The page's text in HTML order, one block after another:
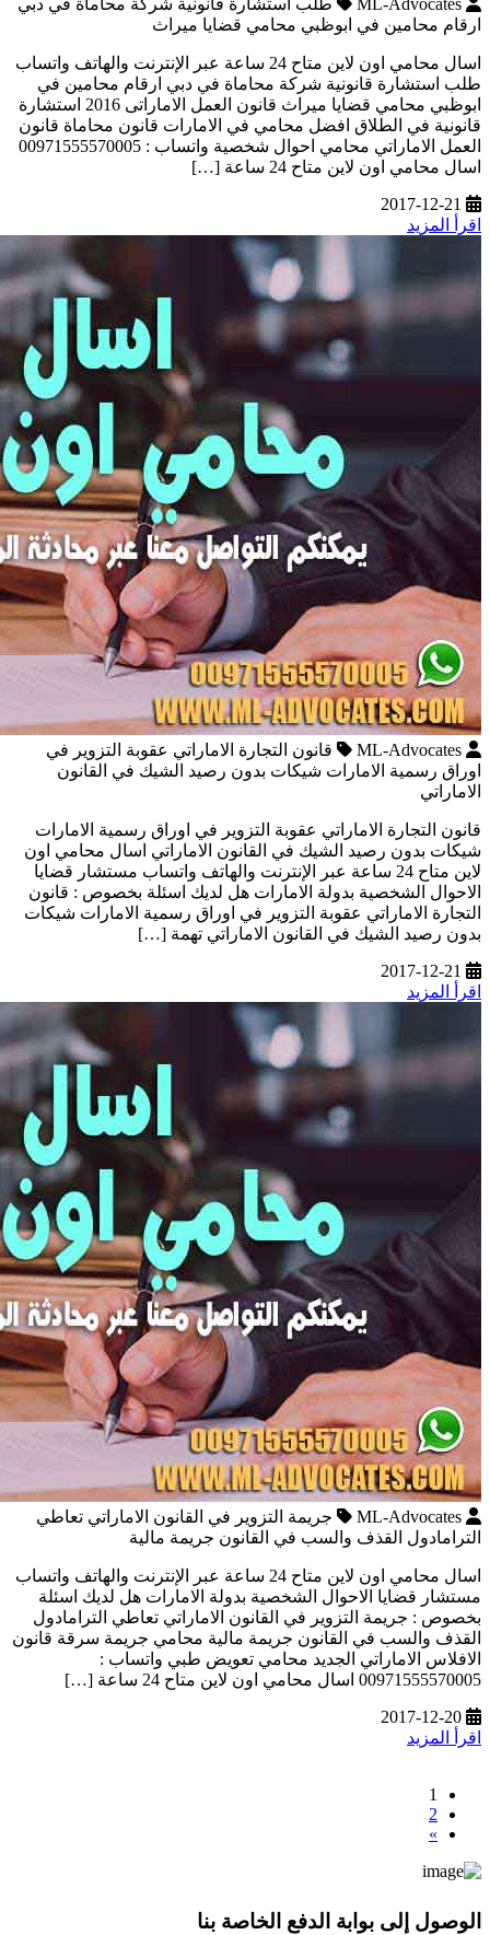
ارقام محامين في ابوظبي محامي قضايا ميراث
اسال محامي اون لاين متاح 24 ساعة عبر الإنترنت والهاتف واتساب
طلب استشارة قانونية شركة محاماة في دبي ارقام محامين في
ابوظبي محامي قضايا ميراث قانون العمل الاماراتى 2016 استشارة
قانونية في الطلاق افضل محامي في الامارات قانون محاماة قانون
العمل الاماراتي محامي احوال شخصية واتساب : 00971555570005
اسال محامي اون لاين متاح 24 ساعة […]
2017-12-21
اقرأ المزيد
ML-Advocates
قانون التجارة الاماراتي عقوبة التزوير في
اوراق رسمية الامارات شيكات بدون رصيد الشيك في القانون
الاماراتي
قانون التجارة الاماراتي عقوبة التزوير في اوراق رسمية الامارات
شيكات بدون رصيد الشيك في القانون الاماراتي اسال محامي اون
لاين متاح 24 ساعة عبر الإنترنت والهاتف واتساب مستشار قضايا
الاحوال الشخصية بدولة الامارات هل لديك اسئلة بخصوص : قانون
التجارة الاماراتي عقوبة التزوير في اوراق رسمية الامارات شيكات
بدون رصيد الشيك في القانون الاماراتي تهمة […]
2017-12-21
اقرأ المزيد
ML-Advocates
جريمة التزوير في القانون الاماراتي تعاطي
الترامادول القذف والسب في القانون جريمة مالية
اسال محامي اون لاين متاح 24 ساعة عبر الإنترنت والهاتف واتساب
مستشار قضايا الاحوال الشخصية بدولة الامارات هل لديك اسئلة
بخصوص : جريمة التزوير في القانون الاماراتي تعاطي الترامادول
القذف والسب في القانون جريمة مالية محامي جريمة سرقة قانون
الافلاس الاماراتي الجديد محامي تعويض طبي واتساب :
00971555570005 اسال محامي اون لاين متاح 24 ساعة […]
2017-12-20
اقرأ المزيد
1
2
»
الوصول إلى بوابة الدفع الخاصة بنا